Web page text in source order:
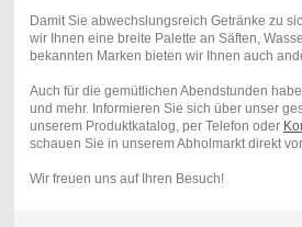
Damit Sie abwechslungsreich Getränke zu
wir Ihnen eine breite Palette an Säften,
bekannten Marken bieten wir Ihnen auch
Auch für die gemütlichen Abendstunden
und mehr. Informieren Sie sich über unser
unserem Produktkatalog, per Telefon oder
schauen Sie in unserem Abholmarkt direkt
Wir freuen uns auf Ihren Besuch!